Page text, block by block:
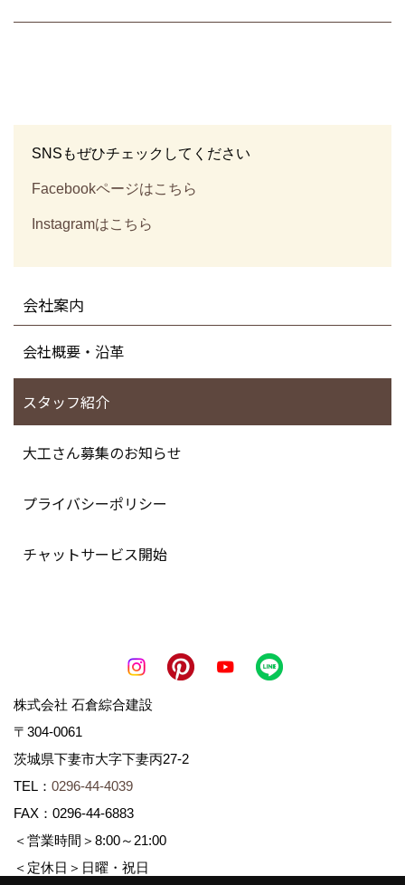
SNSもぜひチェックしてください
Facebookページはこちら
Instagramはこちら
会社案内
会社概要・沿革
スタッフ紹介
大工さん募集のお知らせ
プライバシーポリシー
チャットサービス開始
株式会社 石倉綜合建設
〒304-0061
茨城県下妻市大字下妻丙27-2
TEL： 0296-44-4039
FAX：0296-44-6883
＜営業時間＞8:00～21:00
＜定休日＞日曜・祝日